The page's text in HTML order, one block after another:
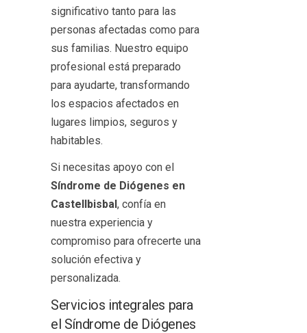
significativo tanto para las
personas afectadas como para
sus familias. Nuestro equipo
profesional está preparado
para ayudarte, transformando
los espacios afectados en
lugares limpios, seguros y
habitables.
Si necesitas apoyo con el
Síndrome de Diógenes en
Castellbisbal, confía en
nuestra experiencia y
compromiso para ofrecerte una
solución efectiva y
personalizada.
Servicios integrales para
el Síndrome de Diógenes